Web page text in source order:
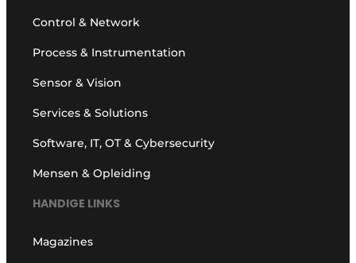
Control & Network
Process & Instrumentation
Sensor & Vision
Services & Solutions
Software, IT, OT & Cybersecurity
Mensen & Opleiding
HANDIGE LINKS
Magazines